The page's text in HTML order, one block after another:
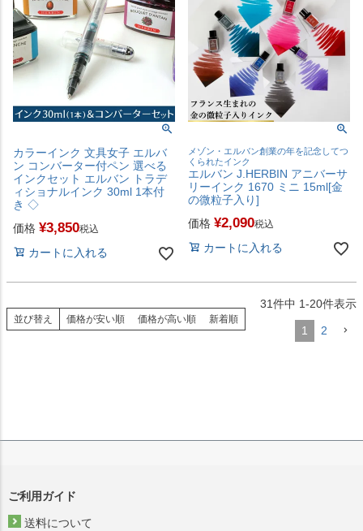
カラーインク 文具女子 エルバ
ン コンバーター付ペン 選べる
インクセット エルバン トラデ
ィショナルインク 30ml 1本付
き ◇
価格 ¥3,850税込
カートに入れる
メゾン・エルバン創業の年を記念してつ
くられたインク
エルバン J.HERBIN アニバーサ
リーインク 1670 ミニ 15ml[金
の微粒子入り]
価格 ¥2,090税込
カートに入れる
並び替え 価格が安い順 価格が高い順 新着順
31件中 1-20件表示
1 2
ご利用ガイド
送料について